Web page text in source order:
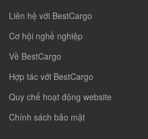
Liên hệ với BestCargo
Cơ hội nghề nghiệp
Về BestCargo
Hợp tác với BestCargo
Quy chế hoạt động website
Chính sách bảo mật